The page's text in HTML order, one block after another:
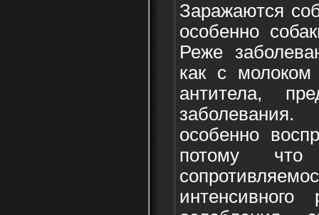
Заражаются
особенно
Реже
как с
антитела,
особенно
потому